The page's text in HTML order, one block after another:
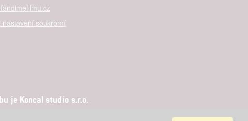
nastavení soukromí
je Koncal studio s.r.o.